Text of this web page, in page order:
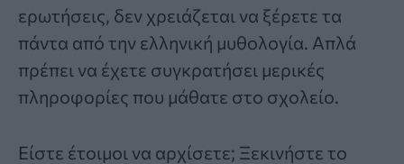
ερωτήσεις, δεν χρειάζεται να ξέρετε τα
πάντα από την ελληνική μυθολογία . Απλά
πρέπει να έχετε συγκρατήσει μερικές
πληροφορίες που μάθατε στο σχολείο.
Είστε έτοιμοι να αρχίσετε; Ξεκινήστε το